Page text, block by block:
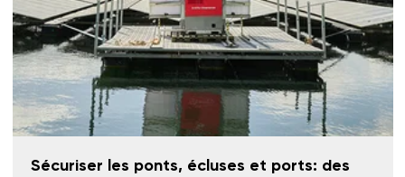
Sécuriser les ponts, écluses et ports: des